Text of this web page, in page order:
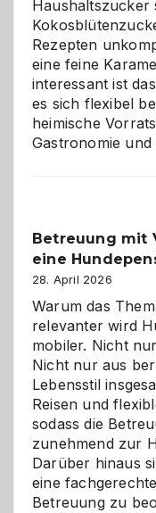
Rezepten
eine feine
interessant ist
es sich flexibel
heimische
Gastronomie
Betreuung mit
eine
28. April 2026
Warum das
relevanter wird
mobiler. Nicht
Nicht nur aus
Lebensstil
Reisen und
sodass die
zunehmend zur
Darüber hinaus
eine
Betreuung zu